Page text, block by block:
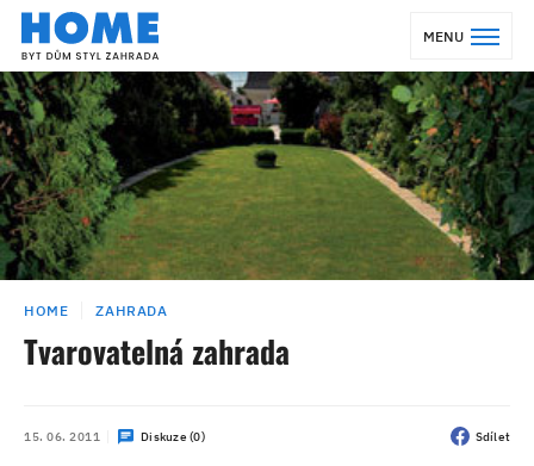
MENU
HOME ZAHRADA
Tvarovatelná zahrada
15. 06. 2011 Diskuze (0) Sdílet